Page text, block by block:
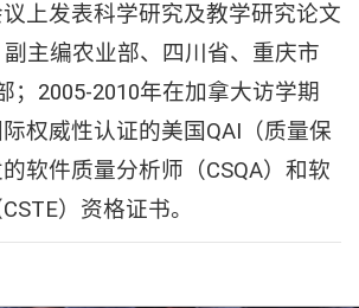
上发表科学研究及教学研究论文
主编农业部、四川省、重庆市
；2005-2010年在加拿大访学期
权威性认证的美国QAI（质量保
软件质量分析师（CSQA）和软
）资格证书。